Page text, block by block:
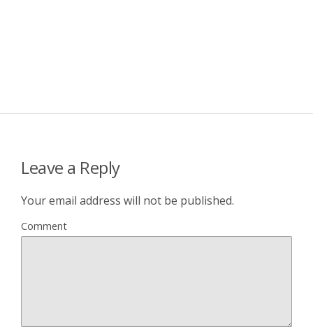
Leave a Reply
Your email address will not be published.
Comment